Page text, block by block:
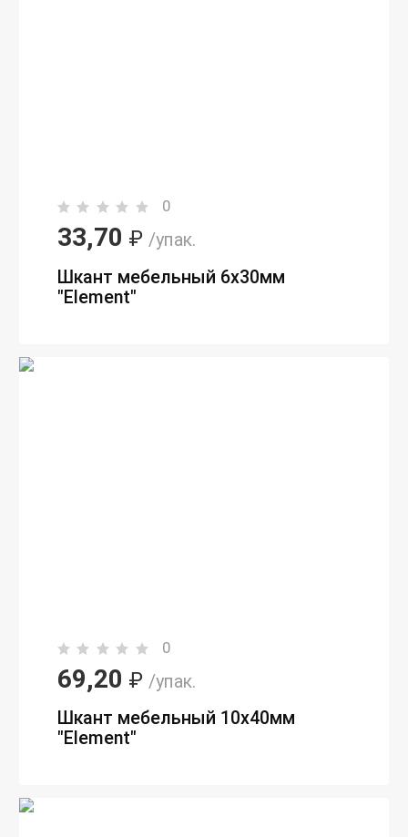
0
33,70 ₽ /упак.
Шкант мебельный 6х30мм
"Element"
0
69,20 ₽ /упак.
Шкант мебельный 10х40мм
"Element"